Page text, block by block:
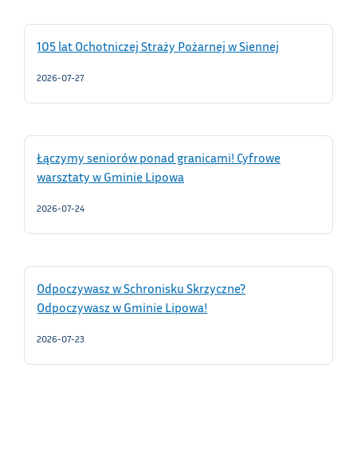
105 lat Ochotniczej Straży Pożarnej w Siennej
2026-07-27
Łączymy seniorów ponad granicami! Cyfrowe
warsztaty w Gminie Lipowa
2026-07-24
Odpoczywasz w Schronisku Skrzyczne?
Odpoczywasz w Gminie Lipowa!
2026-07-23